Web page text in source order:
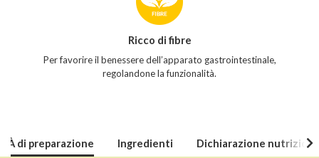
Ricco di fibre
Per favorire il benessere dell’apparato gastrointestinale,
regolandone la funzionalità.
di preparazione Ingredienti Dichiarazione